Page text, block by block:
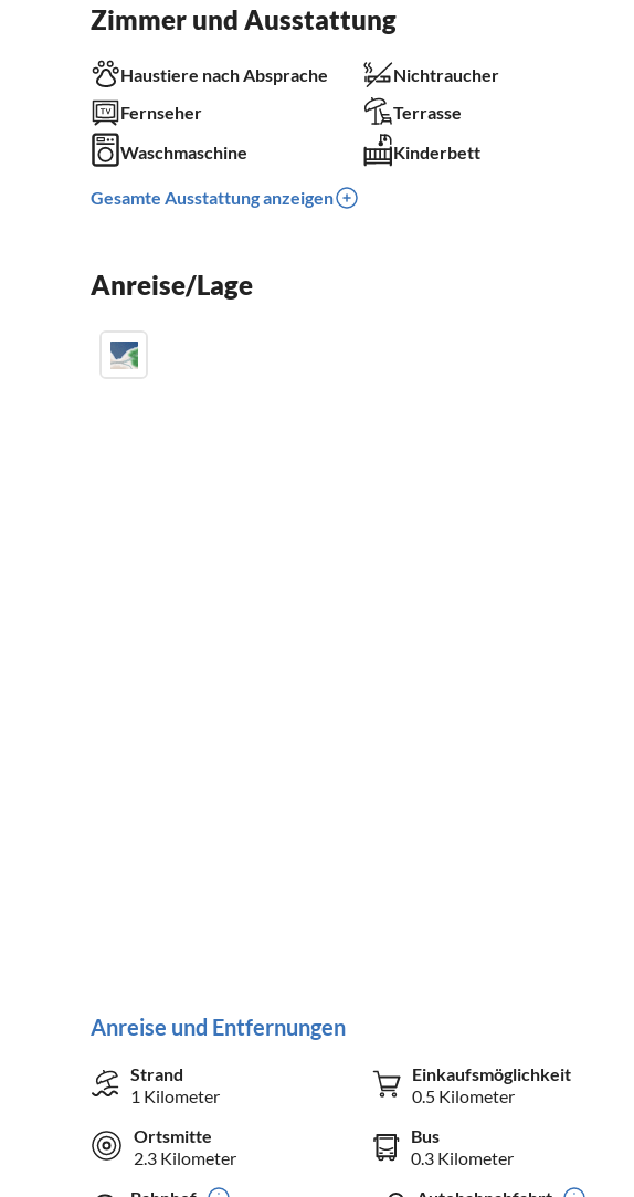
Zimmer und Ausstattung
Haustiere nach Absprache Nichtraucher
Fernseher
Terrasse
Waschmaschine
Kinderbett
Gesamte Ausstattung anzeigen
Anreise/Lage
Anreise und Entfernungen
Strand
1 Kilometer
Einkaufsmöglichkeit
0.5 Kilometer
Ortsmitte
2.3 Kilometer
Bus
0.3 Kilometer